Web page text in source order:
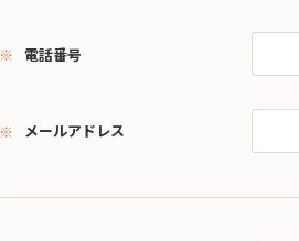
電話番号
メールアドレス